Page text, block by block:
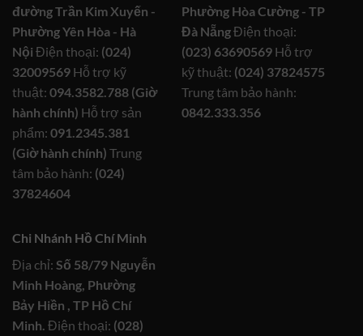
đường Trần Kim Xuyến -
Phường Yên Hòa - Hà
Nội Điện thoại: (024)
32009569 Hỗ trợ kỹ
thuật: 094.3582.788 (Giờ
hành chính) Hỗ trợ sản
phẩm: 091.2345.381
(Giờ hành chính) Trung
tâm bảo hành: (024)
37824604
Phường Hòa Cường - TP
Đà NẵngĐiện thoại:
(023) 63690569 Hỗ trợ
kỹ thuật: (024) 37824575
Trung tâm bảo hành:
0842.333.356
Chi Nhánh Hồ Chí Minh
Địa chỉ: Số 58/79 Nguyễn
Minh Hoàng, Phường
Bảy Hiền , TP Hồ Chí
Minh. Điện thoại: (028)